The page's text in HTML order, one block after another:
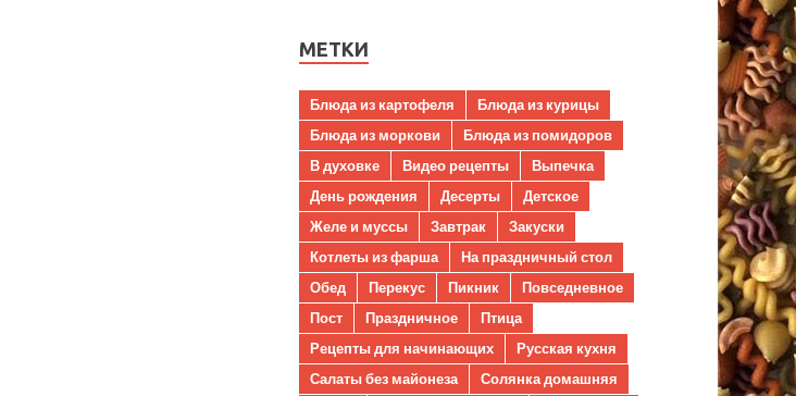
МЕТКИ
Блюда из картофеля
Блюда из курицы
Блюда из моркови
Блюда из помидоров
В духовке
Видео рецепты
Выпечка
День рождения
Десерты
Детское
Желе и муссы
Завтрак
Закуски
Котлеты из фарша
На праздничный стол
Обед
Перекус Пикник
Повседневное
Пост
Праздничное
Птица
Рецепты для начинающих
Русская кухня
Салаты без майонеза
Солянка домашняя